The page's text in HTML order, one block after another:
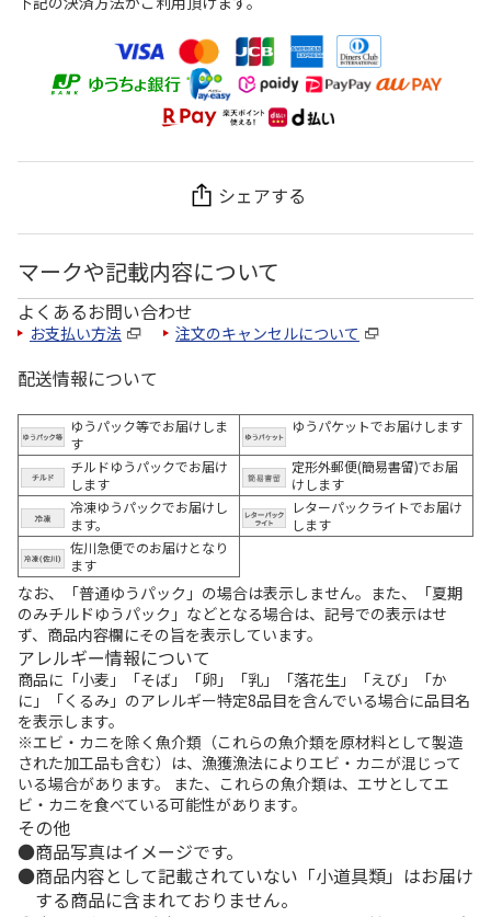
シェアする
マークや記載内容について
よくあるお問い合わせ
お支払い方法 注文のキャンセルについて
配送情報について
ゆうパック等でお届けしま
す
ゆうパケットでお届けします
チルドゆうパックでお届け
します
定形外郵便(簡易書留)でお届
けします
冷凍ゆうパックでお届けし
ます。
レターパックライトでお届け
します
佐川急便でのお届けとなり
ます
なお、「普通ゆうパック」の場合は表示しません。また、「夏期
のみチルドゆうパック」などとなる場合は、記号での表示はせ
ず、商品内容欄にその旨を表示しています。
アレルギー情報について
商品に「小麦」「そば」「卵」「乳」「落花生」「えび」「か
に」「くるみ」のアレルギー特定8品目を含んでいる場合に品目名
を表示します。
※エビ・カニを除く魚介類（これらの魚介類を原材料として製造
された加工品も含む）は、漁獲漁法によりエビ・カニが混じって
いる場合があります。 また、これらの魚介類は、エサとしてエ
ビ・カニを食べている可能性があります。
その他
商品写真はイメージです。
商品内容として記載されていない「小道具類」はお届け
する商品に含まれておりません。